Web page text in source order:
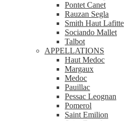
Pontet Canet
Rauzan Segla
Smith Haut Lafitte
Sociando Mallet
Talbot
APPELLATIONS
Haut Medoc
Margaux
Medoc
Pauillac
Pessac Leognan
Pomerol
Saint Emilion